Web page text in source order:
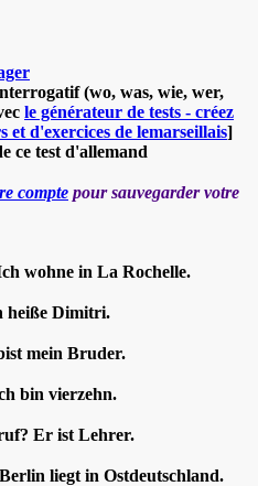
(wo, was, wie, wer,
le générateur de tests - créez
et d'exercices de lemarseillais]
ce test d'allemand
compte pour sauvegarder votre
wohne in La Rochelle.
heiße Dimitri.
mein Bruder.
bin vierzehn.
Er ist Lehrer.
liegt in Ostdeutschland.